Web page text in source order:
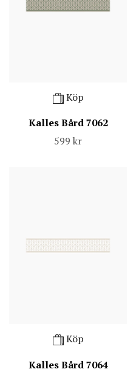
Köp
Kalles Bård 7062
599 kr
Köp
Kalles Bård 7064